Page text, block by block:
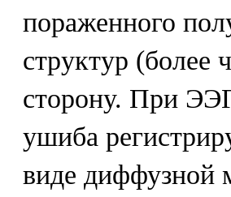
пораженного
структур
сторону. При
ушиба
виде диффузной